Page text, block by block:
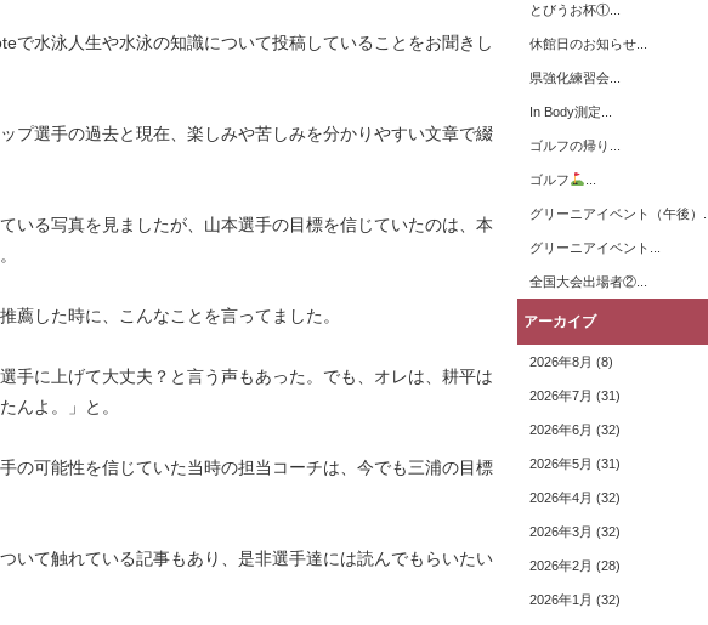
で水泳人生や水泳の知識について投稿していることをお聞きし
プ選手の過去と現在、楽しみや苦しみを分かりやすい文章で綴
いる写真を見ましたが、山本選手の目標を信じていたのは、本
薦した時に、こんなことを言ってました。
手に上げて大丈夫？と言う声もあった。でも、オレは、耕平は
んよ。」と。
の可能性を信じていた当時の担当コーチは、今でも三浦の目標
いて触れている記事もあり、是非選手達には読んでもらいたい
とびうお杯①...
休館日のお知らせ...
県強化練習会...
In Body測定...
ゴルフの帰り...
ゴルフ
グリーニアイベント（午後）...
グリーニアイベント...
全国大会出場者②...
アーカイブ
2026年8月 (8)
2026年7月 (31)
2026年6月 (32)
2026年5月 (31)
2026年4月 (32)
2026年3月 (32)
2026年2月 (28)
2026年1月 (32)